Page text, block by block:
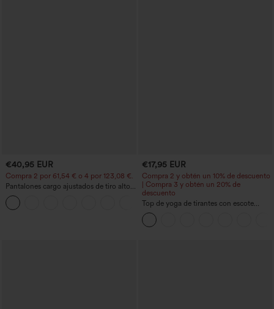
€40,95 EUR
Compra 2 por 61,54 € o 4 por 123,08 €.
Pantalones cargo ajustados de tiro alto
con múltiples bolsillos y cremallera con
botones
+10
€17,95 EUR
Compra 2 y obtén un 10% de descuento
| Compra 3 y obtén un 20% de
descuento
Top de yoga de tirantes con escote
redondo, fruncido y tacto fresco -
UPF50+